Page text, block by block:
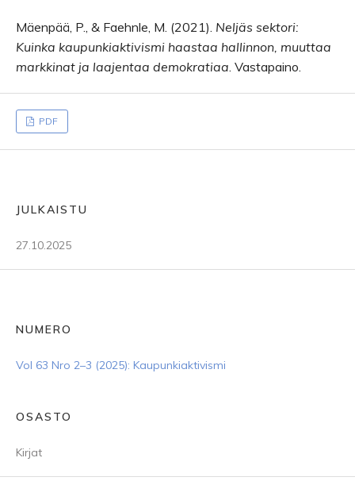
Mäenpää, P., & Faehnle, M. (2021). Neljäs sektori:
Kuinka kaupunkiaktivismi haastaa hallinnon, muuttaa
markkinat ja laajentaa demokratiaa. Vastapaino.
PDF
JULKAISTU
27.10.2025
NUMERO
Vol 63 Nro 2–3 (2025): Kaupunkiaktivismi
OSASTO
Kirjat